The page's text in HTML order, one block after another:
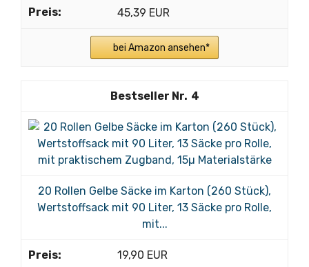
45,39 EUR
bei Amazon ansehen*
4
20 Rollen Gelbe Säcke im Karton (260 Stück),
Wertstoffsack mit 90 Liter, 13 Säcke pro Rolle,
mit...
19,90 EUR